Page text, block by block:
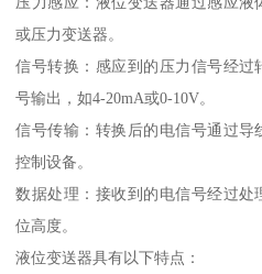
或压力变送器。
信号转换：感应到的压力信号经
号输出，如4-20mA或0-10V。
信号传输：转换后的电信号通过
控制设备。
数据处理：接收到的电信号经过
位高度。
液位变送器具有以下特点：